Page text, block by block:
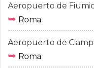
Aeropuerto de
➥ Roma
Aeropuerto de
➥ Roma